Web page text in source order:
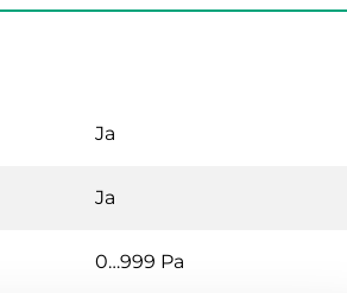
Ja
Ja
0…999 Pa